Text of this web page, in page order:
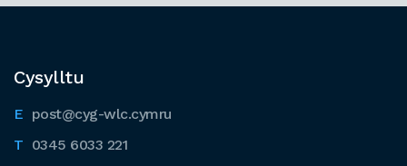
Cysylltu
post@cyg-wlc.cymru
0345 6033 221